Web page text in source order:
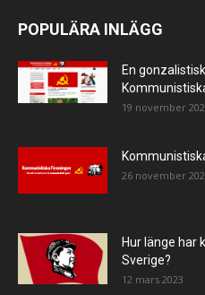
POPULÄRA INLÄGG
En
19 november
26 november
Hur länge har
Sverige?
12 mars 2023